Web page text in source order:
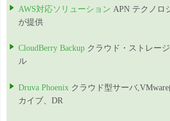
AWS対応ソリューション APN テクノロ
が提供
CloudBerry Backup クラウド・ストレー
ル
Druva Phoenix クラウド型サーバ
カイブ、DR